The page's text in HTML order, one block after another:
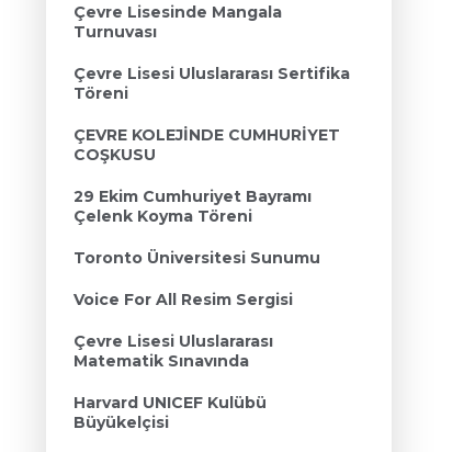
Çevre Lisesinde Mangala
Turnuvası
Çevre Lisesi Uluslararası Sertifika
Töreni
ÇEVRE KOLEJİNDE CUMHURİYET
COŞKUSU
29 Ekim Cumhuriyet Bayramı
Çelenk Koyma Töreni
Toronto Üniversitesi Sunumu
Voice For All Resim Sergisi
Çevre Lisesi Uluslararası
Matematik Sınavında
Harvard UNICEF Kulübü
Büyükelçisi